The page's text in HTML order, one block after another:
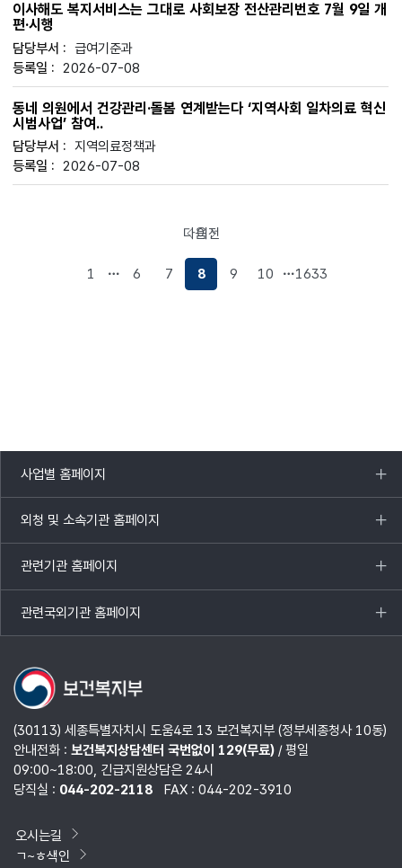
이사해도 복지서비스는 그대로 사회보장 전산관리번호 7월 9일 개
편·시행
급여기준과
2026-07-08
동네 의원에서 건강관리·돌봄 연계받는다 ‘지역사회 일차의료 혁신
시범사업’ 참여..
지역의료정책과
2026-07-08
이전
페이지로
이동
1 6 7 8 9 10 1633
다음페이지로
이동
사업별 홈페이지
목록
열기
외청 및 소속기관 홈페이지
목록
열기
관련기관 홈페이지
목록
열기
관련국외기관 홈페이지
목록
열기
(30113) 세종특별자치시 도움4로 13 보건복지부 (정부세종청사 10동)
안내전화 : 보건복지상담센터 국번없이 129(무료)/ 평일
09:00~18:00, 긴급지원상담은 24시
당직실 : 044-202-2118 FAX : 044-202-3910
오시는길
ㄱ~ㅎ색인